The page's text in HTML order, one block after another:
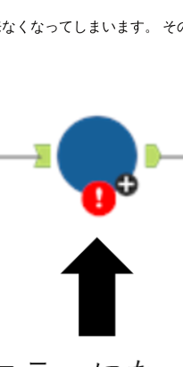
くなってしまいます。